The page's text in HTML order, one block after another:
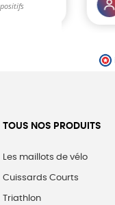
TOUS NOS PRODUITS
Les maillots de vélo
Cuissards Courts
Triathlon